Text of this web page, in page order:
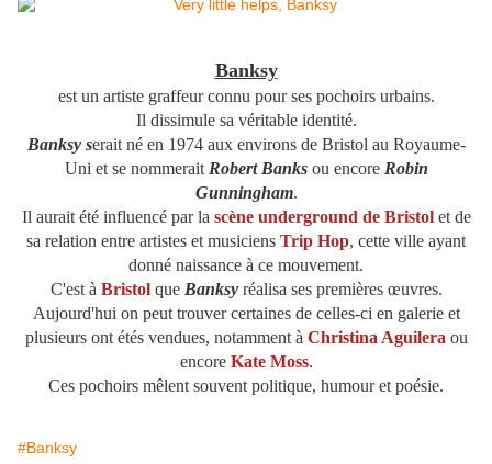
Banksy
est un artiste graffeur connu pour ses pochoirs urbains.
Il dissimule sa véritable identité.
Banksy serait né en 1974 aux environs de Bristol au Royaume-
Uni et se nommeraitRobert Banksou encoreRobin
Gunningham.
Il aurait été influencé par la scène underground de Bristol et de
sa relation entre artistes et musiciens Trip Hop, cette ville ayant
donné naissance à ce mouvement.
C'est à BristolqueBanksyréalisa ses premières œuvres.
Aujourd'hui on peut trouver certaines de celles-ci en galerie et
plusieurs ont étés vendues, notamment à Christina Aguilera ou
encore Kate Moss.
Ces pochoirs mêlent souvent politique, humour et poésie.
#Banksy